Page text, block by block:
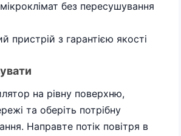
без пересушування
пристрій з гарантією якості
на рівну поверхню,
та оберіть потрібну
Направте потік повітря в